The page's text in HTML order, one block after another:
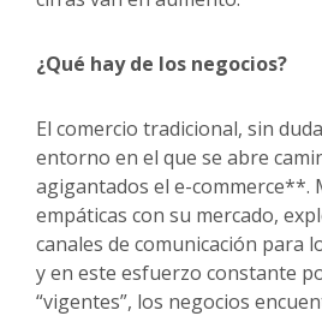
¿Qué hay de los negocios?
El comercio tradicional, sin
entorno en el que se abre
agigantados el e-commerce**.
empáticas con su mercado,
canales de comunicación para
y en este esfuerzo constante
“vigentes”, los negocios